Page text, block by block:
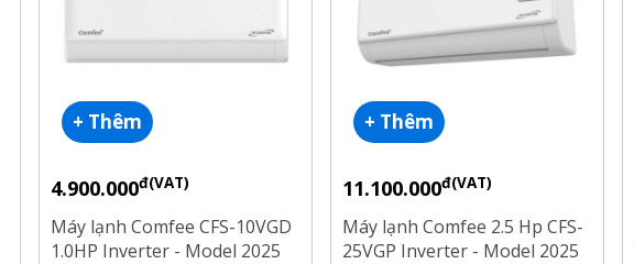
+ Thêm
4.900.000đ(VAT)
Máy lạnh Comfee CFS-10VGD
1.0HP Inverter - Model 2025
+ Thêm
11.100.000đ(VAT)
Máy lạnh Comfee 2.5 Hp CFS-
25VGP Inverter - Model 2025